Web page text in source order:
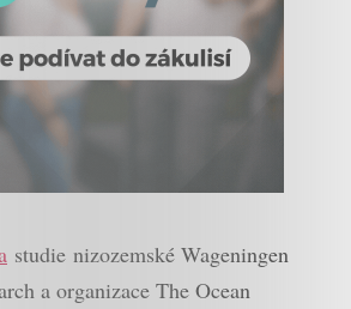
studie nizozemské Wageningen
a organizace The Ocean